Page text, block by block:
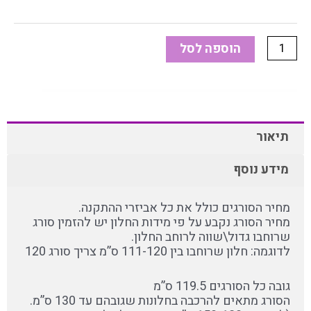
הוספה לסל
תיאור
מידע נוסף
מחיר הסורגים כולל את כל אביזרי ההתקנה.
מחיר הסורג נקבע על פי מידות החלון יש להזמין סורג
שרוחבו גדול\שווה לרוחב החלון.
לדוגמה: חלון שרוחבו בין 111-120 ס”מ צריך סורג 120
גובה כל הסורגים 119.5 ס”מ
הסורג מתאים להרכבה בחלונות שגובהם עד 130 ס”מ.